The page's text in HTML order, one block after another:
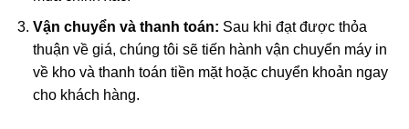
Vận chuyển và thanh toán: Sau khi đạt được thỏa
thuận về giá, chúng tôi sẽ tiến hành vận chuyển máy in
về kho và thanh toán tiền mặt hoặc chuyển khoản ngay
cho khách hàng.